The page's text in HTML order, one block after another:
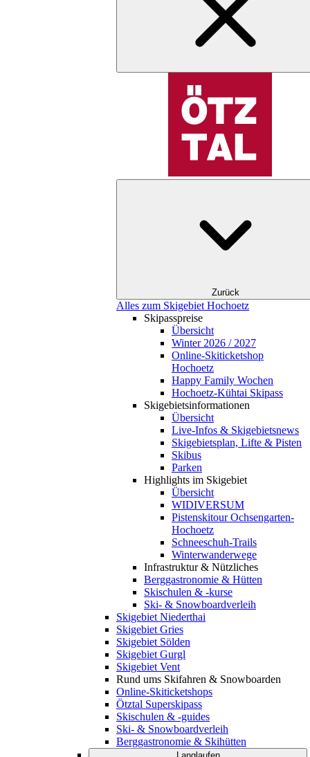
Zurück
Alles zum Skigebiet Hochoetz
Skipasspreise
Übersicht
Winter 2026 / 2027
Online-Skiticketshop
Hochoetz
Happy Family Wochen
Hochoetz-Kühtai Skipass
Skigebietsinformationen
Übersicht
Live-Infos & Skigebietsnews
Skigebietsplan, Lifte & Pisten
Skibus
Parken
Highlights im Skigebiet
Übersicht
WIDIVERSUM
Pistenskitour Ochsengarten-
Hochoetz
Schneeschuh-Trails
Winterwanderwege
Infrastruktur & Nützliches
Berggastronomie & Hütten
Skischulen & -kurse
Ski- & Snowboardverleih
Skigebiet Niederthai
Skigebiet Gries
Skigebiet Sölden
Skigebiet Gurgl
Skigebiet Vent
Rund ums Skifahren & Snowboarden
Online-Skiticketshops
Ötztal Superskipass
Skischulen & -guides
Ski- & Snowboardverleih
Berggastronomie & Skihütten